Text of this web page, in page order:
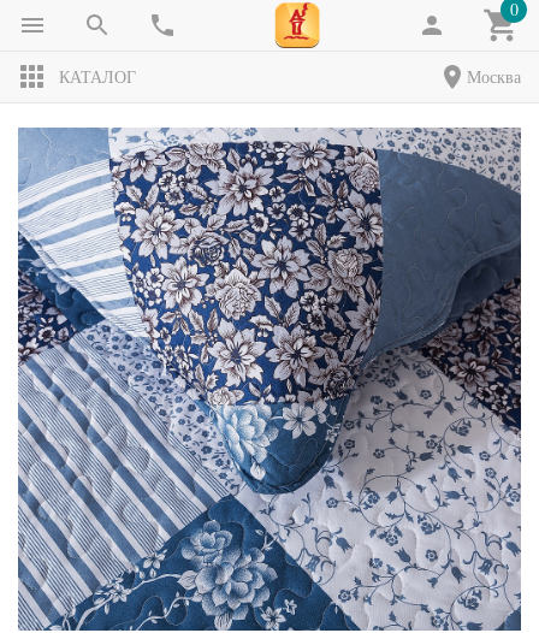
0
КАТАЛОГ Москва